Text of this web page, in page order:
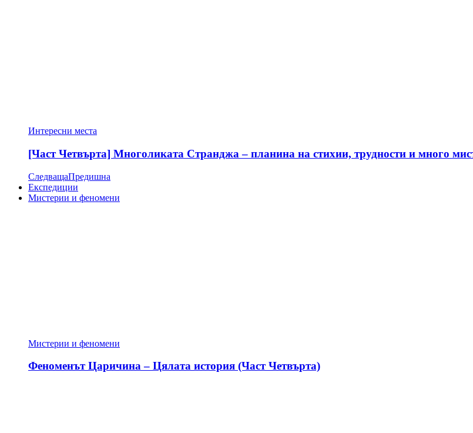
Интересни места
[Част Четвърта] Многоликата Странджа – планина на стихии, трудности и много
СледващаПредишна
Експедиции
Мистерии и феномени
Мистерии и феномени
Феноменът Царичина – Цялата история (Част Четвърта)